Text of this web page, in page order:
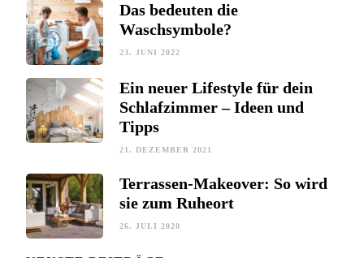
Das bedeuten die
Waschsymbole?
23. JUNI 2022
Ein neuer Lifestyle für dein
Schlafzimmer – Ideen und
Tipps
21. DEZEMBER 2021
Terrassen-Makeover: So wird
sie zum Ruheort
26. JULI 2020